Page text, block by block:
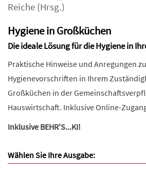
Reiche (Hrsg.)
Hygiene in Großküchen
Die ideale Lösung für die Hygiene in
Praktische Hinweise und Anregungen
Hygienevorschriften in Ihrem
Großküchen in der
Hauswirtschaft. Inklusive Online-
Inklusive BEHR'S...KI!
Wählen Sie Ihre Ausgabe: